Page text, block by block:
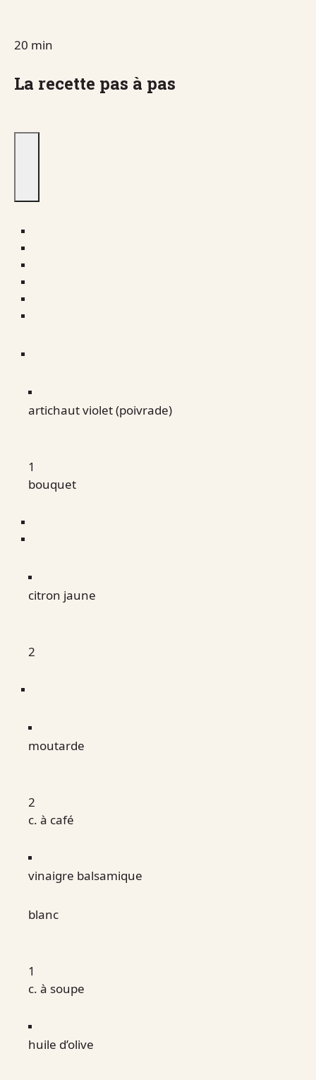
20 min
La recette pas à pas
artichaut violet (poivrade)
1
bouquet
citron jaune
2
moutarde
2
c. à café
vinaigre balsamique
blanc
1
c. à soupe
huile d’olive